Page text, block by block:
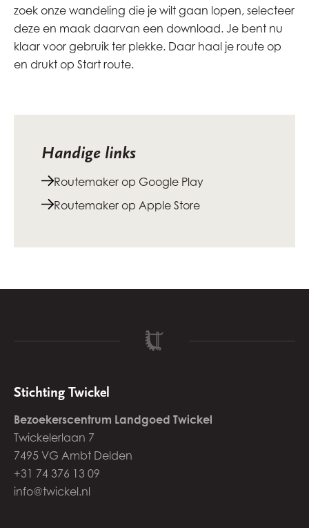
zoek onze wandeling die je wilt gaan lopen, selecteer
deze en maak daarvan een download. Je bent nu
klaar voor gebruik ter plekke. Daar haal je route op
en drukt op Start route.
Handige links
Routemaker op Google Play
Routemaker op Apple Store
Stichting Twickel
Bezoekerscentrum Landgoed Twickel
Twickelerlaan 7
7495 VG Ambt Delden
+31 74 376 13 09
info@twickel.nl